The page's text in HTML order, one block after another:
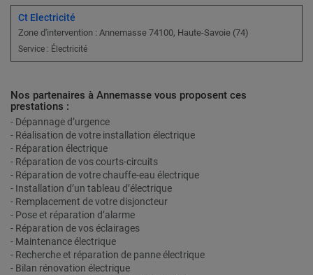
Ct Electricité
Zone d'intervention : Annemasse 74100, Haute-Savoie (74)
Service : Électricité
Nos partenaires à Annemasse vous proposent ces
prestations :
- Dépannage d’urgence
- Réalisation de votre installation électrique
- Réparation électrique
- Réparation de vos courts-circuits
- Réparation de votre chauffe-eau électrique
- Installation d’un tableau d’électrique
- Remplacement de votre disjoncteur
- Pose et réparation d’alarme
- Réparation de vos éclairages
- Maintenance électrique
- Recherche et réparation de panne électrique
- Bilan rénovation électrique